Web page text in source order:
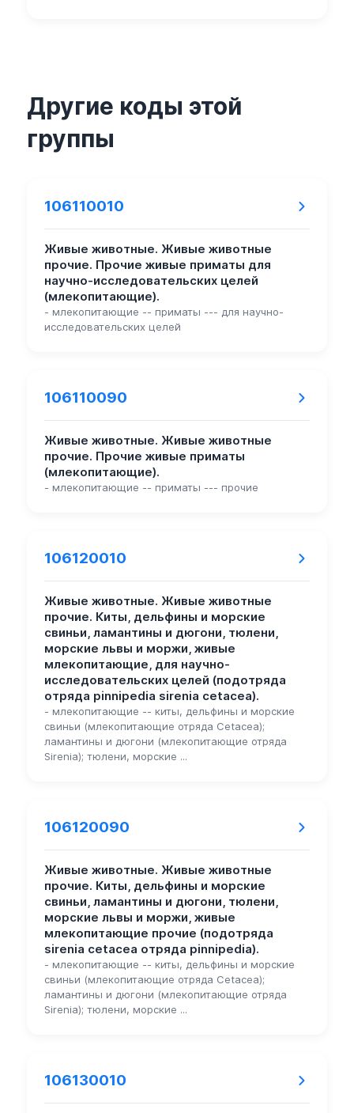
Другие коды этой
группы
106110010
Живые животные. Живые животные
прочие. Прочие живые приматы для
научно-исследовательских целей
(млекопитающие).
- млекопитающие -- приматы --- для научно-
исследовательских целей
106110090
Живые животные. Живые животные
прочие. Прочие живые приматы
(млекопитающие).
- млекопитающие -- приматы --- прочие
106120010
Живые животные. Живые животные
прочие. Киты, дельфины и морские
свиньи, ламантины и дюгони, тюлени,
морские львы и моржи, живые
млекопитающие, для научно-
исследовательских целей (подотряда
отряда pinnipedia sirenia cetacea).
- млекопитающие -- киты, дельфины и морские
свиньи (млекопитающие отряда Cetacea);
ламантины и дюгони (млекопитающие отряда
Sirenia); тюлени, морские ...
106120090
Живые животные. Живые животные
прочие. Киты, дельфины и морские
свиньи, ламантины и дюгони, тюлени,
морские львы и моржи, живые
млекопитающие прочие (подотряда
sirenia cetacea отряда pinnipedia).
- млекопитающие -- киты, дельфины и морские
свиньи (млекопитающие отряда Cetacea);
ламантины и дюгони (млекопитающие отряда
Sirenia); тюлени, морские ...
106130010